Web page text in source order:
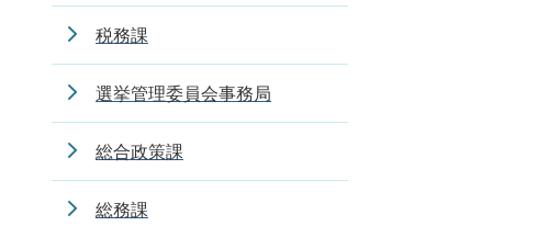
税務課
選挙管理委員会事務局
総合政策課
総務課